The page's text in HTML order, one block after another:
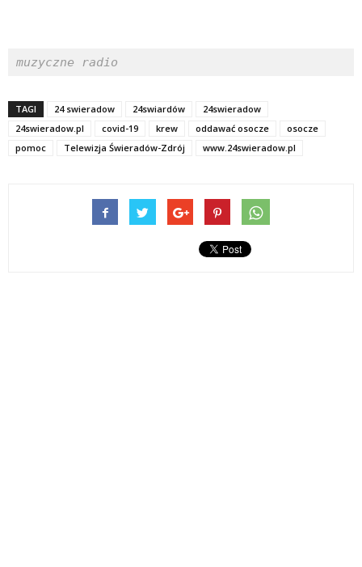
muzyczne radio
TAGI 24 swieradow 24swiardów
24swieradow
24swieradow.pl
covid-19 krew oddawać osocze
osocze
pomoc
Telewizja Świeradów-Zdrój www.24swieradow.pl